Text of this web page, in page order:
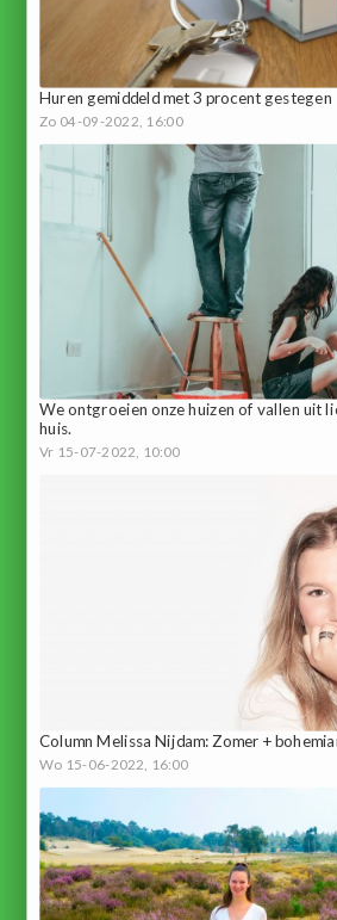
Huren gemiddeld met 3 procent gestegen
Zo 04-09-2022, 16:00
We ontgroeien onze huizen of vallen uit
huis.
Vr 15-07-2022, 10:00
Column Melissa Nijdam: Zomer +
Wo 15-06-2022, 16:00